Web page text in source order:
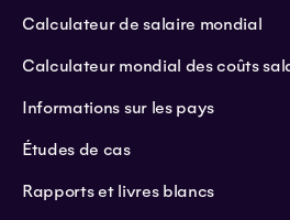
Calculateur de salaire mondial
Calculateur mondial des coûts
Informations sur les pays
Études de cas
Rapports et livres blancs